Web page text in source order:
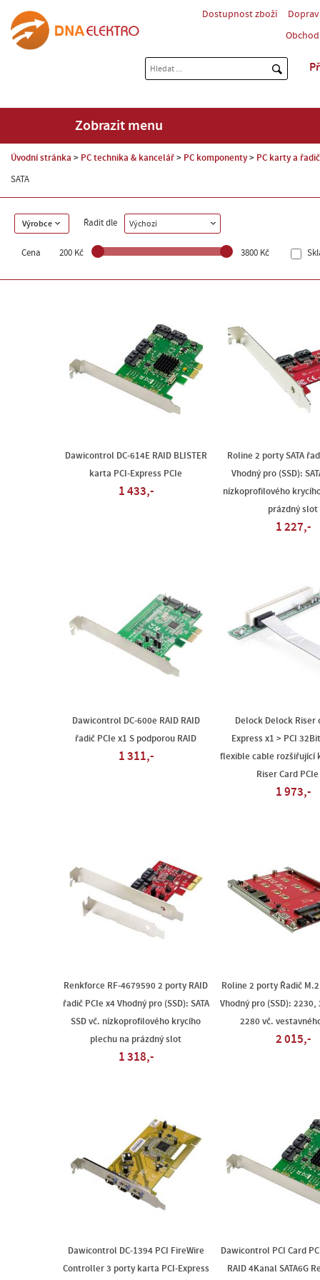
Dostupnost zboží
Zobrazit menu
Úvodní stránka PC technika & kancelář PC komponenty PC karty a
SATA
Výrobce Řadit dle Výchozí
Cena 200 Kč 3800 Kč
Dawicontrol DC-614E RAID BLISTER
karta PCI-Express PCIe
1 433,-
Roline 2 porty SATA
Vhodný pro (SSD):
nízkoprofilového
prázdný slot
1 227,-
Dawicontrol DC-600e RAID RAID
řadič PCIe x1 S podporou RAID
1 311,-
Delock Delock Riser
Express x1 > PCI
flexible cable rozšiřující
Riser Card
1 973,-
Renkforce RF-4679590 2 porty RAID
řadič PCIe x4 Vhodný pro (SSD): SATA
SSD vč. nízkoprofilového krycího
plechu na prázdný slot
1 318,-
Roline 2 porty Řadič M.2
Vhodný pro (SSD):
2280 vč.
2 015,-
Dawicontrol DC-1394 PCI FireWire
Controller 3 porty karta PCI-Express
Dawicontrol PCI Card
RAID 4Kanal SATA6G